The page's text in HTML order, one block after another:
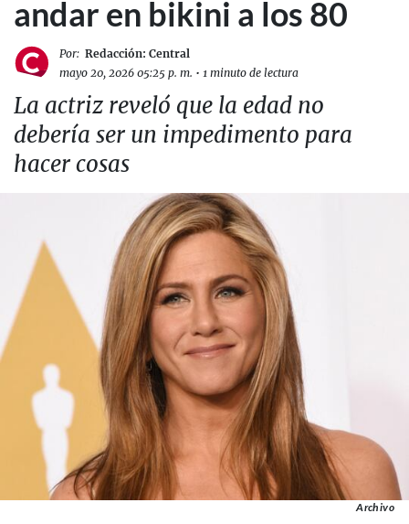
andar en bikini a los 80
Por: Redacción: Central
mayo 20, 2026 05:25 p. m. • 1 minuto de lectura
La actriz reveló que la edad no
debería ser un impedimento para
hacer cosas
Archivo